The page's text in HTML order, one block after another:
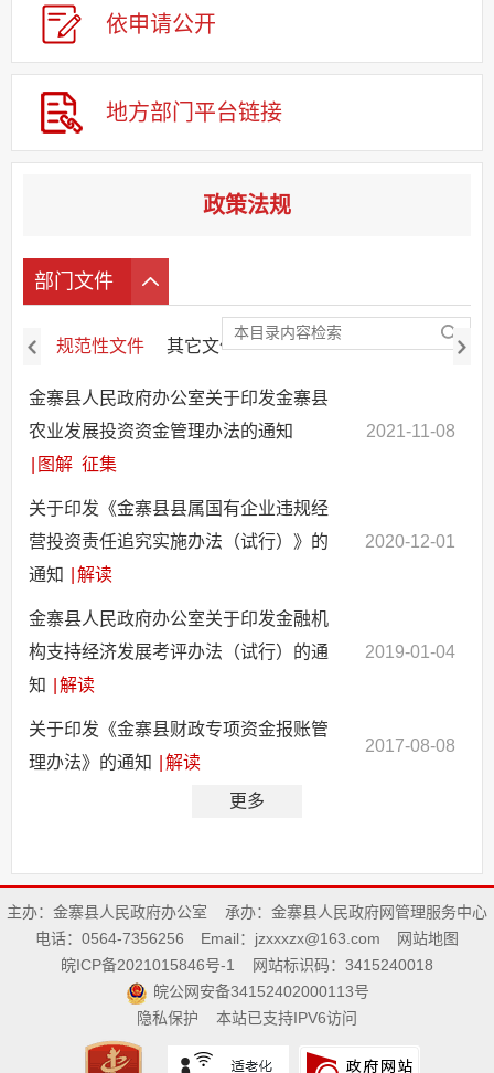
回应关切
监督保障
其他法定信息
依申请公开
地方部门 平台链接
政策法规
部门文件
规范性文件 其它文件 废止失效文件
金寨县人民政府办公室关于印发金寨县
农业发展投资资金管理办法的通知
图解 征集
2021-11-08
关于印发《金寨县县属国有企业违规经
营投资责任追究实施办法（试行）》的
通知
解读
2020-12-01
金寨县人民政府办公室关于印发金融机
构支持经济发展考评办法（试行）的通
知
解读
2019-01-04
关于印发《金寨县财政专项资金报账管
理办法》的通知
解读
2017-08-08
更多
主办：金寨县人民政府办公室
承办：金寨县人民政府网管理服务中心
电话：0564-7356256
Email：jzxxxzx@163.com
网站地图
皖ICP备2021015846号-1
网站标识码：3415240018
皖公网安备34152402000113号
隐私保护
本站已支持IPV6访问